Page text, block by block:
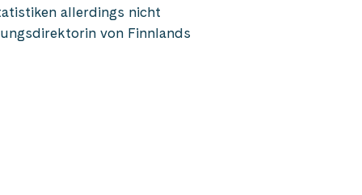
allerdings nicht
von Finnlands